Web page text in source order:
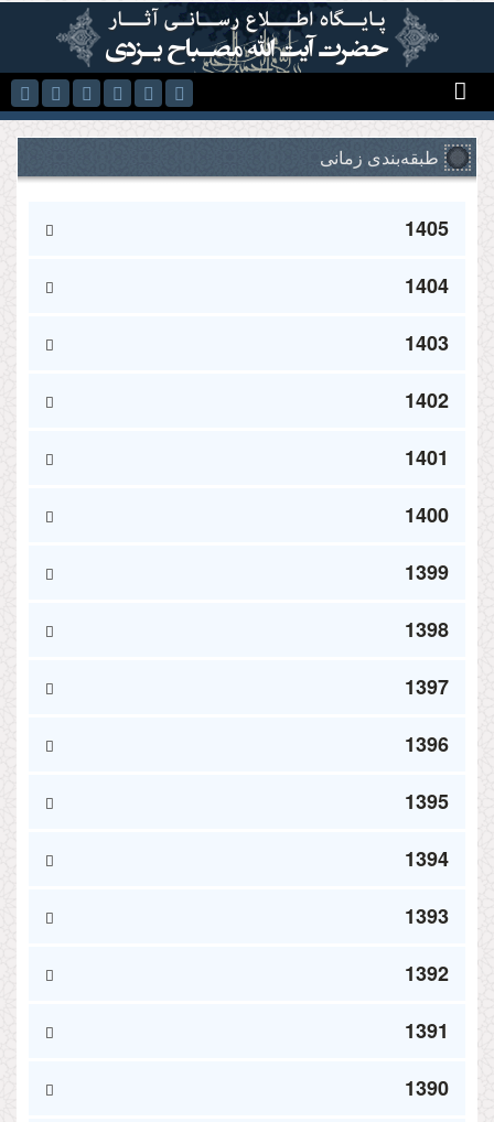
رفتن به محتوای اصلی
طبقه‌بندی زمانی
1405
1404
1403
1402
1401
1400
1399
1398
1397
1396
1395
1394
1393
1392
1391
1390